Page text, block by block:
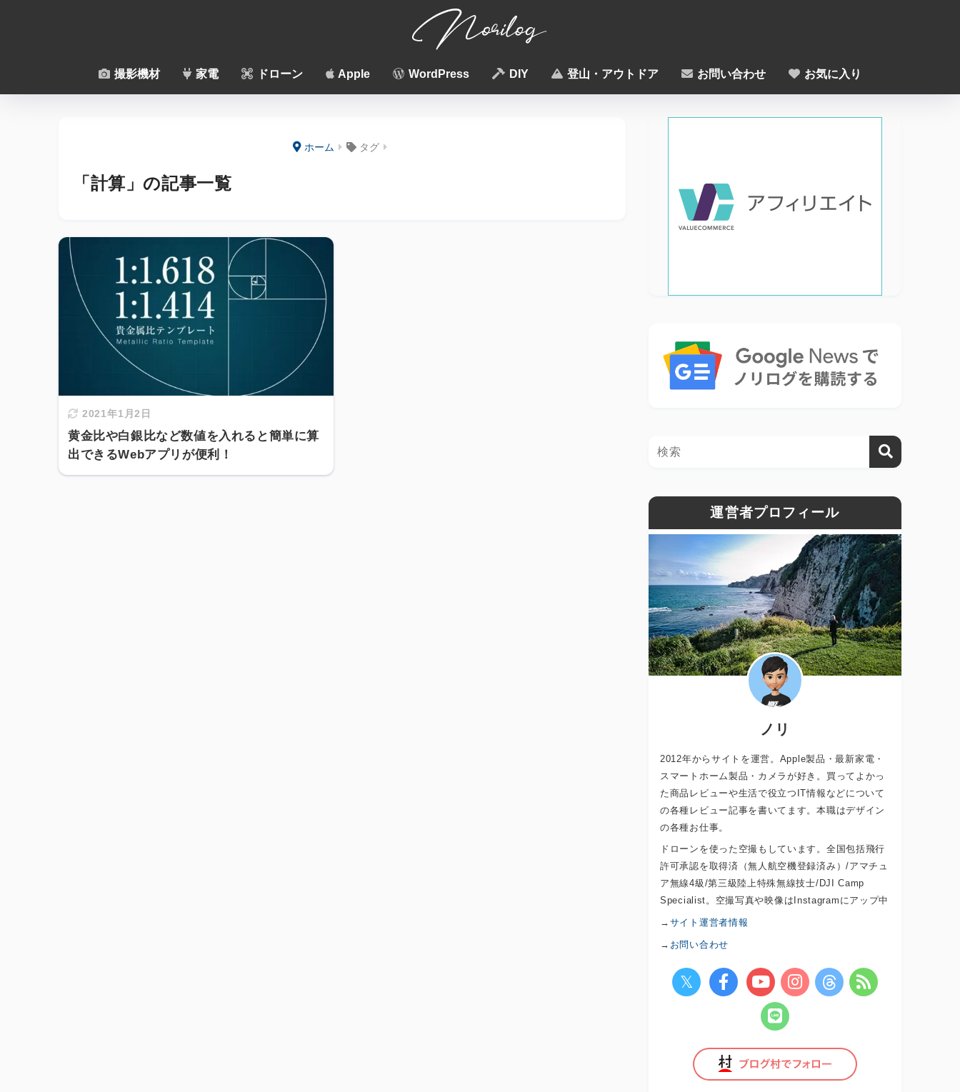
撮影機材 家電 ドローン Apple WordPress DIY 登山・アウトドア お問い合わせ お気に入り
ホーム タグ
「計算」の記事一覧
2021年1月2日
黄金比や白銀比など数値を入れると簡単に算
出できるWebアプリが便利！
運営者プロフィール
ノリ
2012年からサイトを運営。Apple製品・最新家電・
スマートホーム製品・カメラが好き。買ってよかっ
た商品レビューや生活で役立つIT情報などについて
の各種レビュー記事を書いてます。本職はデザイン
の各種お仕事。
ドローンを使った空撮もしています。全国包括飛行
許可承認を取得済（無人航空機登録済み）/アマチュ
ア無線4級/第三級陸上特殊無線技士/DJI Camp
Specialist。空撮写真や映像はInstagramにアップ中
→ サイト運営者情報
→ お問い合わせ